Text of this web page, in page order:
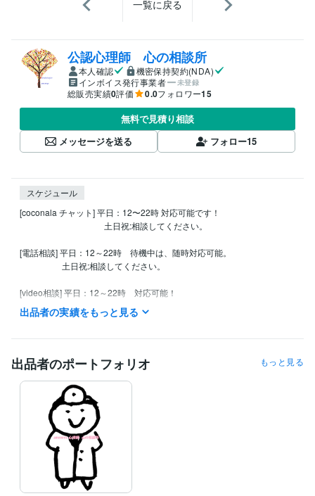
一覧に戻る
公認心理師 心の相談所
本人確認
機密保持契約(NDA)
インボイス発行事業者
未登録
総販売実績0評価 0.0フォロワー15
無料で見積り相談
メッセージを送る
フォロー15
スケジュール
[coconala チャット] 平日：12〜22時 対応可能です！
土日祝:相談してください。
[電話相談] 平日：12～22時　待機中は、随時対応可能。
土日祝:相談してください。
[video相談] 平日：12～22時　対応可能！
土日祝:相談してください。出来る限対応いたします！！
質問などありましたら、遠慮なくしてね☆彡
事前に、日時・時間・質問などを
打ち合わせて、納得してから、スタートしましょう!
※ 上記の時間帯、ご都合つかない方は、一度ご相談ください。
出品者の実績をもっと見る
出品者のポートフォリオ もっと見る